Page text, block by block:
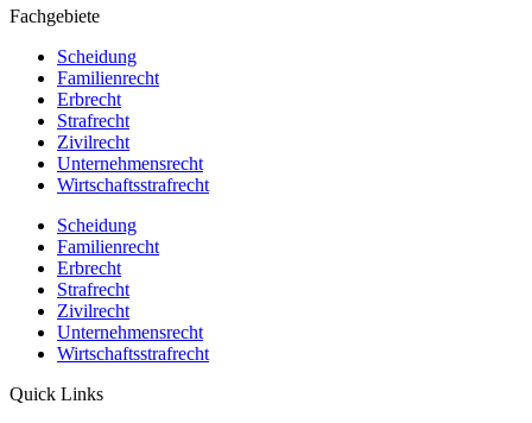
Fachgebiete
Scheidung
Familienrecht
Erbrecht
Strafrecht
Zivilrecht
Unternehmensrecht
Wirtschaftsstrafrecht
Scheidung
Familienrecht
Erbrecht
Strafrecht
Zivilrecht
Unternehmensrecht
Wirtschaftsstrafrecht
Quick Links